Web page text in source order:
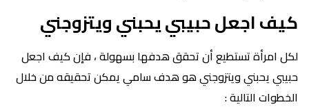
كيف اجعل حبيبي يحبني ويتزوجني
لكل امرأة تستطيع أن تحقق هدفها بسهولة ، فإن كيف اجعل
حبيبي يحبني ويتزوجني هو هدف سامي يمكن تحقيقه من خلال
الخطوات التالية :